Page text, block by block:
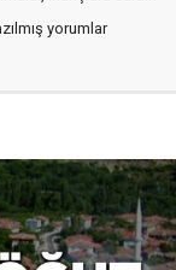
yorumlar